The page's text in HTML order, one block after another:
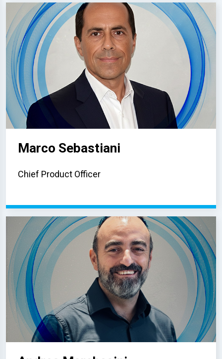
Marco Sebastiani
Chief Product Officer